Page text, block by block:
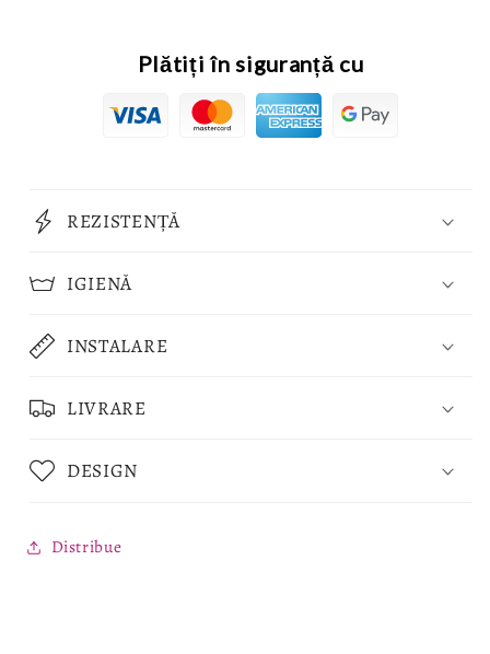
Plătiți în siguranță cu
REZISTENȚĂ
IGIENĂ
INSTALARE
LIVRARE
DESIGN
Distribue